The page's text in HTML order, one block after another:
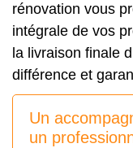
rénovation vous
intégrale de vos
la livraison finale
différence et
Un
un